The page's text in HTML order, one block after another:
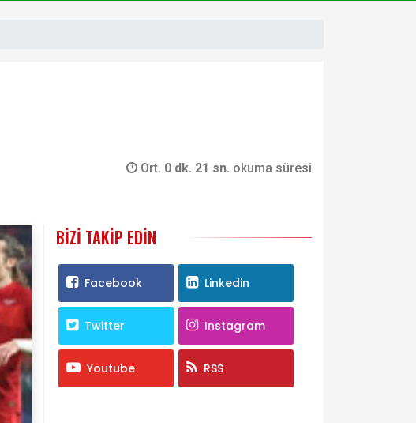
Ort. 0 dk. 21 sn. okuma süresi
BIZI TAKIP EDIN
Facebook Linkedin
Twitter Instagram
Youtube RSS